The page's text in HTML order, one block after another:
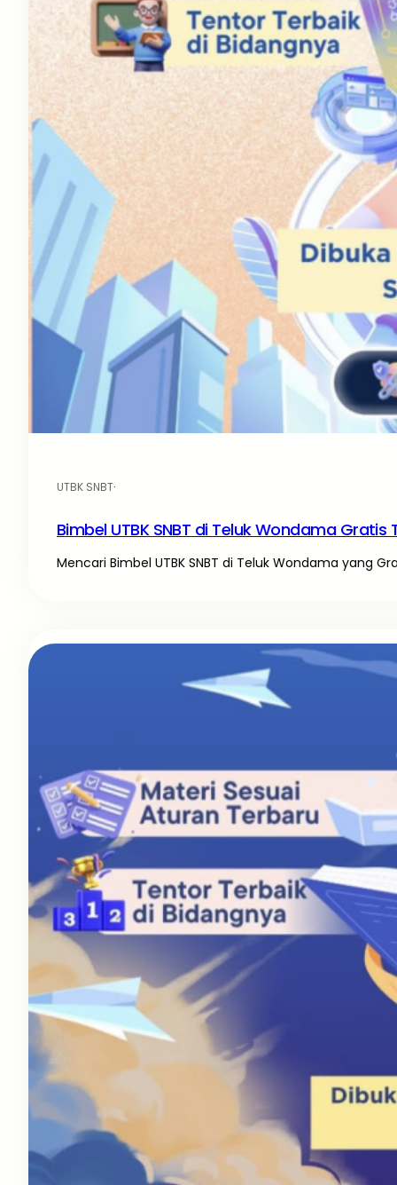
UTBK SNBT·
Bimbel UTBK SNBT di Teluk Wondama Gratis
Mencari Bimbel UTBK SNBT di Teluk Wondama yang